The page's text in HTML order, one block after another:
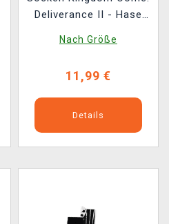
Deliverance II - Hase
Nach Größe
11,99 €
Details